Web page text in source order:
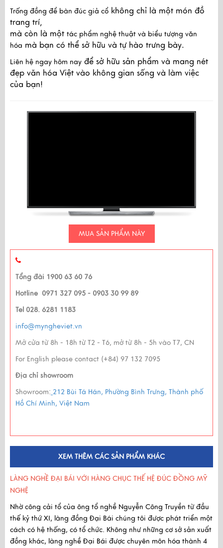
Trống đồng để bàn đúc giả cổ không chỉ là một món đồ
trang trí,
mà còn là một tác phẩm nghệ thuật và biểu tượng văn
hóa mà bạn có thể sở hữu và tự hào trưng bày.
Liên hệ ngay hôm nay để sở hữu sản phẩm và mang nét
đẹp văn hóa Việt vào không gian sống và làm việc
của bạn!
MUA SẢN PHẨM NÀY
Tổng đài 1900 63 60 76
Hotline 0971 327 095 - 0903 30 99 89
Tel 028. 6281 1183
info@myngheviet.vn
Mở cửa từ 8h - 18h từ T2 - T6, mở từ 8h - 5h vào T7, CN
For English please contact (+84) 97 132 7095
Địa chỉ showroom
Showroom: 212 Bùi Tá Hán, Phường Bình Trưng, Thành phố
Hồ Chí Minh, Việt Nam
XEM THÊM CÁC SẢN PHẨM KHÁC
LÀNG NGHỀ ĐẠI BÁI VỚI HÀNG CHỤC THẾ HỆ ĐÚC ĐỒNG MỸ
NGHỆ
Nhờ công cải tổ của ông tổ nghề Nguyễn Công Truyền từ đầu
thế kỷ thứ XI, làng đồng Đại Bái chúng tôi được phát triển một
cách có hệ thống, có tổ chức. Không như những cơ sở sản xuất
đồng khác, làng nghề Đại Bái được chuyên môn hóa thành 4